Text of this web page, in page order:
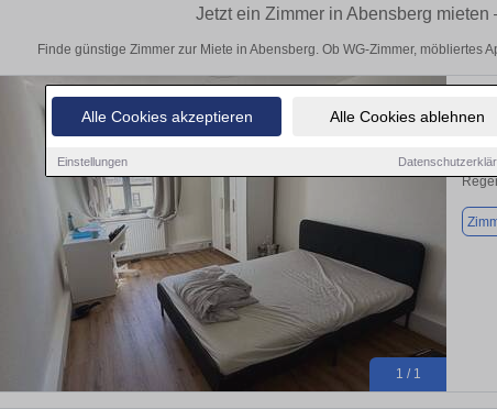
Alle Cookies akzeptieren Alle Cookies ablehnen
Einstellungen
Jetzt ein Zimmer in Abensberg mieten
Finde günstige Zimmer zur Miete in Abensberg. Ob WG-Zimmer, möbliertes
1 / 1
WG-